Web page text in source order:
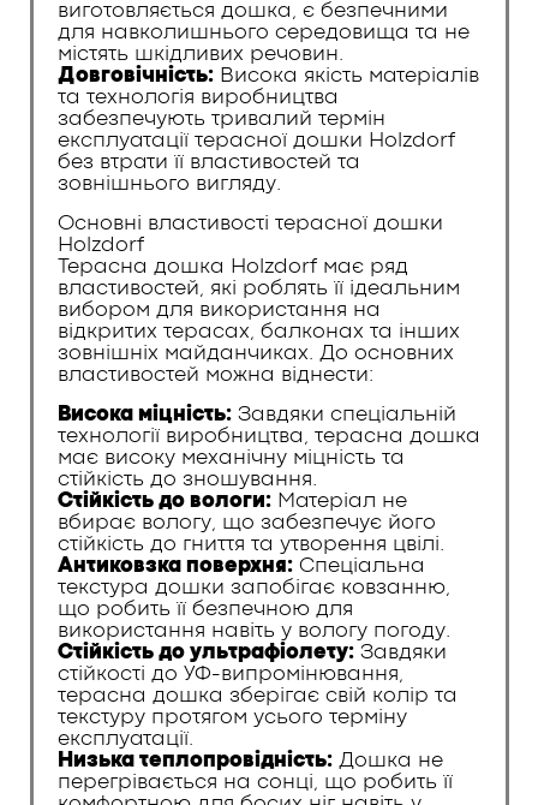
виготовляється дошка, є безпечними
для навколишнього середовища та не
містять шкідливих речовин.
Довговічність:Висока якість матеріалів
та технологія виробництва
забезпечують тривалий термін
експлуатації терасної дошки Holzdorf
без втрати її властивостей та
зовнішнього вигляду.
Основні властивості терасної дошки
Holzdorf
Терасна дошка Holzdorf має ряд
властивостей, які роблять її ідеальним
вибором для використання на
відкритих терасах, балконах та інших
зовнішніх майданчиках. До основних
властивостей можна віднести:
Висока міцність:Завдяки спеціальній
технології виробництва, терасна дошка
має високу механічну міцність та
стійкість до зношування.
Стійкість до вологи:Матеріал не
вбирає вологу, що забезпечує його
стійкість до гниття та утворення цвілі.
Антиковзка поверхня:Спеціальна
текстура дошки запобігає ковзанню,
що робить її безпечною для
використання навіть у вологу погоду.
Стійкість до ультрафіолету:Завдяки
стійкості до УФ-випромінювання,
терасна дошка зберігає свій колір та
текстуру протягом усього терміну
експлуатації.
Низька теплопровідність:Дошка не
перегрівається на сонці, що робить її